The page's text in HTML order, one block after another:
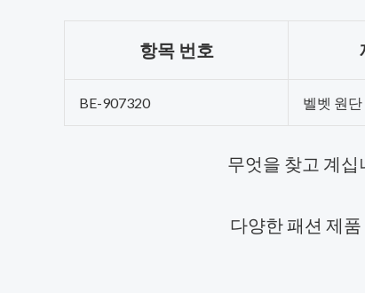
항목 번호
BE-907320 벨벳 원단
무엇을 찾고 계십
다양한 패션 제